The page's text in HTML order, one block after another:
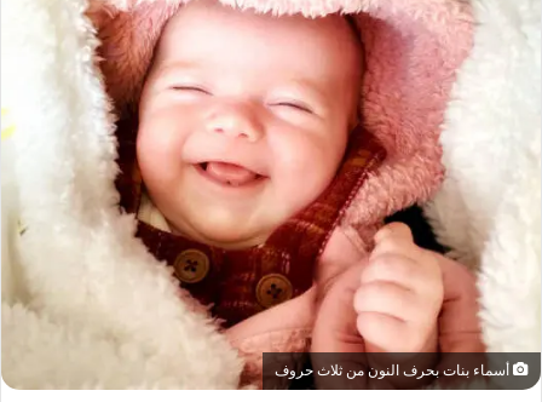
أسماء بنات بحرف النون من ثلاث حروف